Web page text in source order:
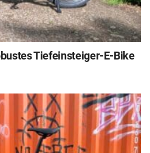
Tiefeinsteiger-E-Bike